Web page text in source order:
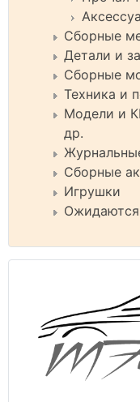
Сборные
Детали и
Сборные
Техника и
Модели и
др.
Сборные
Игрушки